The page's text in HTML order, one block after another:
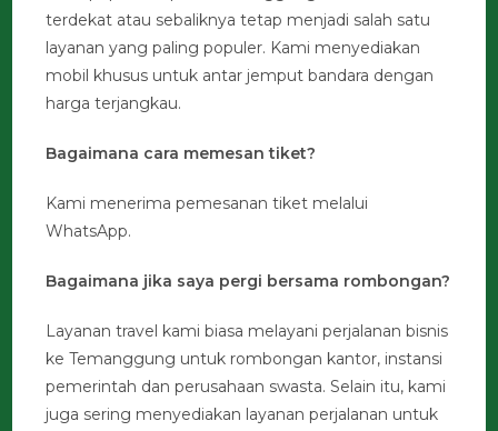
terdekat atau sebaliknya tetap menjadi salah satu
layanan yang paling populer. Kami menyediakan
mobil khusus untuk antar jemput bandara dengan
harga terjangkau.
Bagaimana cara memesan tiket?
Kami menerima pemesanan tiket melalui
WhatsApp.
Bagaimana jika saya pergi bersama rombongan?
Layanan travel kami biasa melayani perjalanan bisnis
ke Temanggung untuk rombongan kantor, instansi
pemerintah dan perusahaan swasta. Selain itu, kami
juga sering menyediakan layanan perjalanan untuk